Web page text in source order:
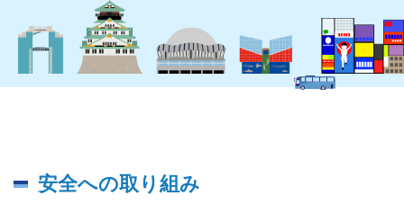
安全への取り組み